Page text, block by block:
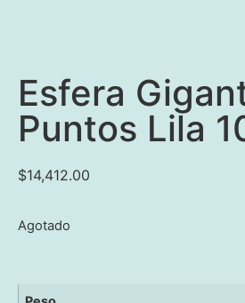
Esfera
Puntos Lila
$14,412.00
Agotado